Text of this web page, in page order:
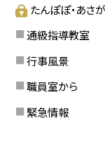
たんぽぽ・あさ
通級指導教室
行事風景
職員室から
緊急情報